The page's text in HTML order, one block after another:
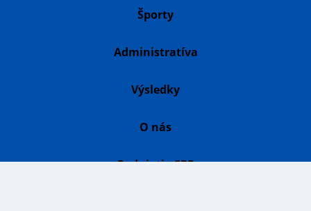
Športy
Administratíva
Výsledky
O nás
Podujatia SPF